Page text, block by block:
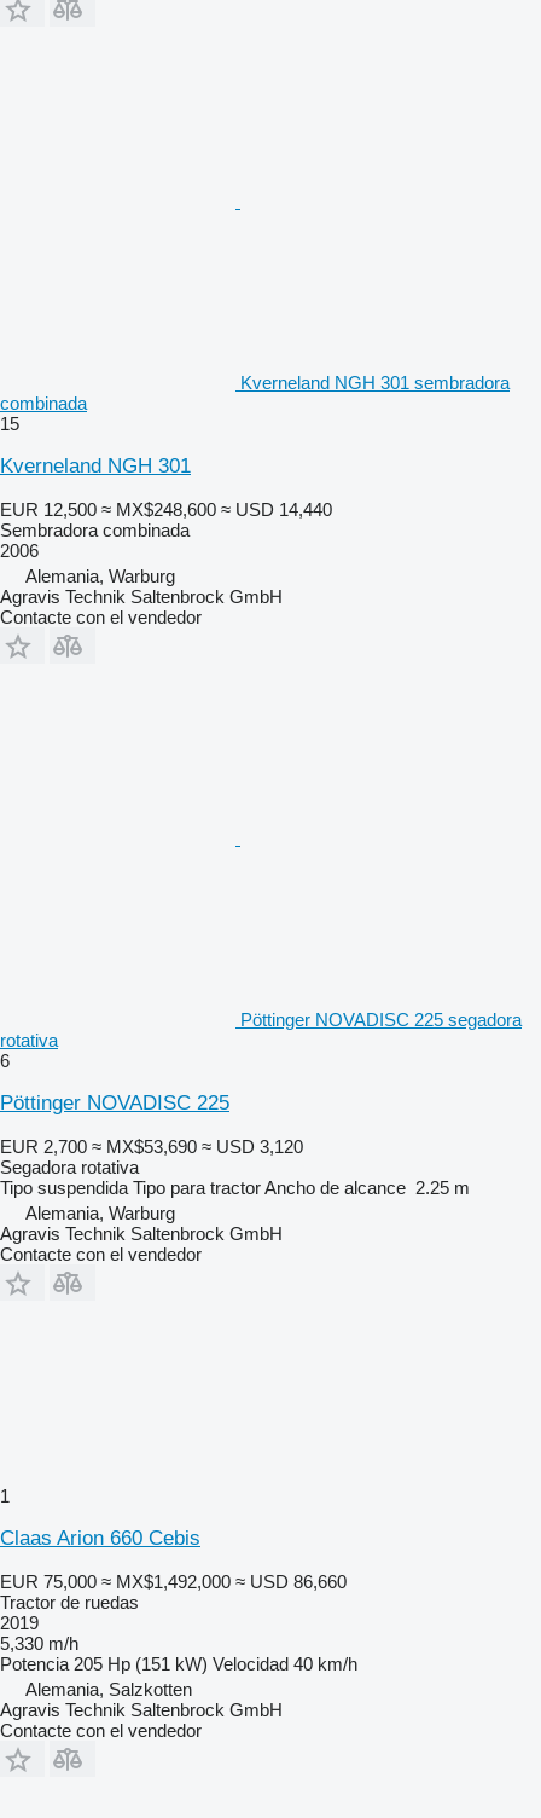
Kverneland NGH 301 sembradora
combinada
15
Kverneland NGH 301
EUR 12,500 ≈ MX$248,600 ≈ USD 14,440
Sembradora combinada
2006
Alemania, Warburg
Agravis Technik Saltenbrock GmbH
Contacte con el vendedor
Pöttinger NOVADISC 225 segadora
rotativa
6
Pöttinger NOVADISC 225
EUR 2,700 ≈ MX$53,690 ≈ USD 3,120
Segadora rotativa
Tipo suspendida Tipo para tractorAncho de alcance 2.25 m
Alemania, Warburg
Agravis Technik Saltenbrock GmbH
Contacte con el vendedor
1
Claas Arion 660 Cebis
EUR 75,000 ≈ MX$1,492,000 ≈ USD 86,660
Tractor de ruedas
2019
5,330 m/h
Potencia 205 Hp (151 kW) Velocidad 40 km/h
Alemania, Salzkotten
Agravis Technik Saltenbrock GmbH
Contacte con el vendedor